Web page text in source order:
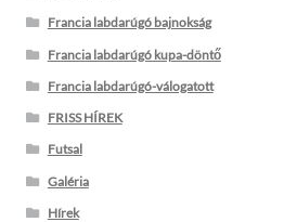
Francia labdarúgó bajnokság
Francia labdarúgó kupa-döntő
Francia labdarúgó-válogatott
FRISS HÍREK
Futsal
Galéria
Hírek